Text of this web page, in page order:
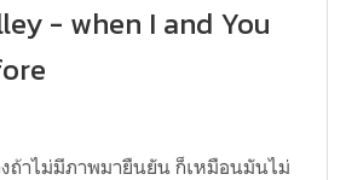
- when I and You
ถ้าไม่มีภาพมายืนยัน ก็เหมือนมันไม่